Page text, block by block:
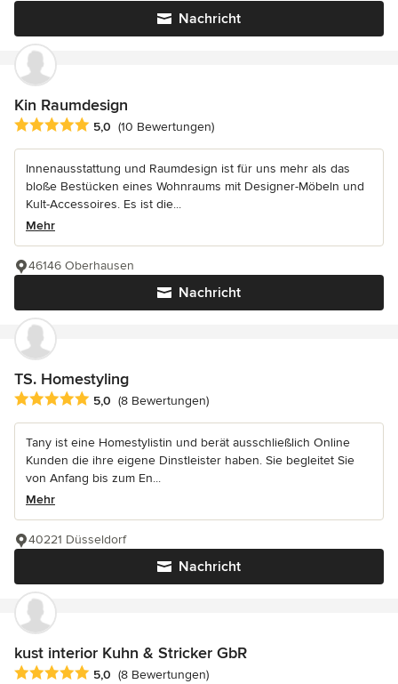
Nachricht
Kin Raumdesign
Durchschnittliche Bewertung: 5 von 5 Sternen
5,0 (10 Bewertungen)
Innenausstattung und Raumdesign ist für uns mehr als das
bloße Bestücken eines Wohnraums mit Designer-Möbeln und
Kult-Accessoires. Es ist die...
Mehr
Nachricht
46146 Oberhausen
TS. Homestyling
Durchschnittliche Bewertung: 5 von 5 Sternen
5,0 (8 Bewertungen)
Tany ist eine Homestylistin und berät ausschließlich Online
Kunden die ihre eigene Dinstleister haben. Sie begleitet Sie
von Anfang bis zum En...
Mehr
Nachricht
40221 Düsseldorf
kust interior Kuhn & Stricker GbR
Durchschnittliche Bewertung: 5 von 5 Sternen
5,0 (8 Bewertungen)